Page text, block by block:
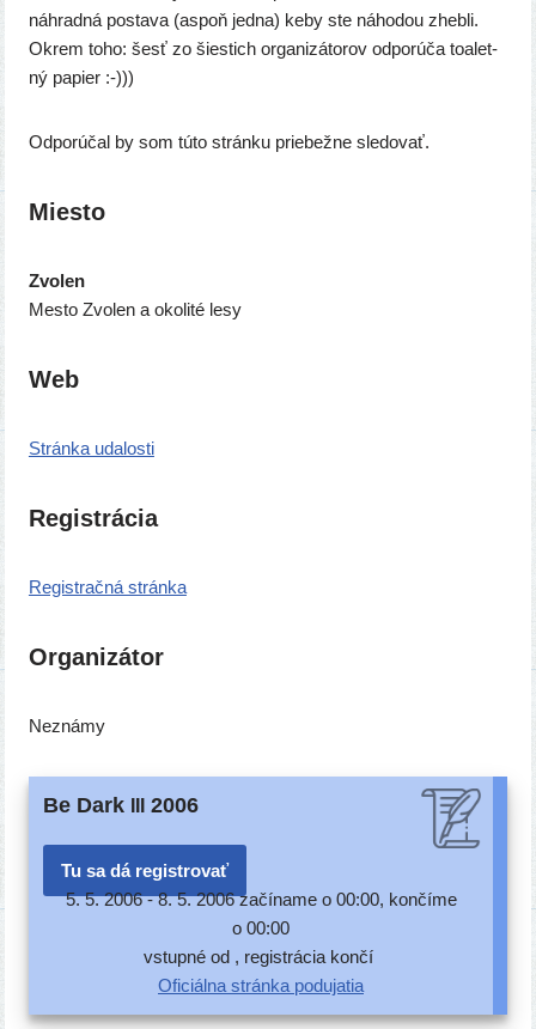
náh­rad­ná posta­va (aspoň jed­na) keby ste náho­dou zheb­li.
Okrem toho: šesť zo šies­tich orga­ni­zá­to­rov odpo­rú­ča toalet­
ný papier :-)))
Odporúčal by som túto strán­ku prie­bež­ne sledovať.
Miesto
Zvolen
Mesto Zvolen a oko­li­té lesy
Web
Stránka uda­los­ti
Registrácia
Registračná strán­ka
Organizátor
Neznámy
Be Dark III2006
Tu sa dá registrovať
5. 5. 2006 -8. 5. 2006 začí­na­me o 00:00, kon­čí­me
o 00:00
vstup­né od , regis­trá­cia končí
Oficiálna strán­ka podujatia